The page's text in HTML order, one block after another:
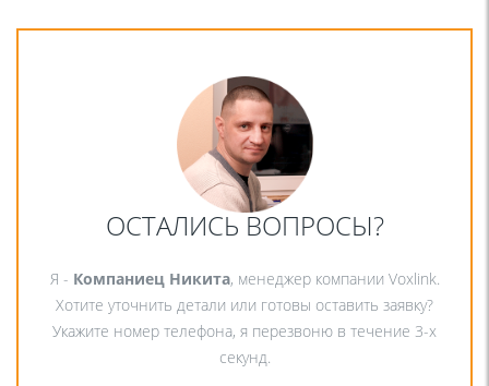
ОСТАЛИСЬ ВОПРОСЫ?
Я - Компаниец Никита, менеджер компании Voxlink.
Хотите уточнить детали или готовы оставить заявку?
Укажите номер телефона, я перезвоню в течение 3-х
секунд.